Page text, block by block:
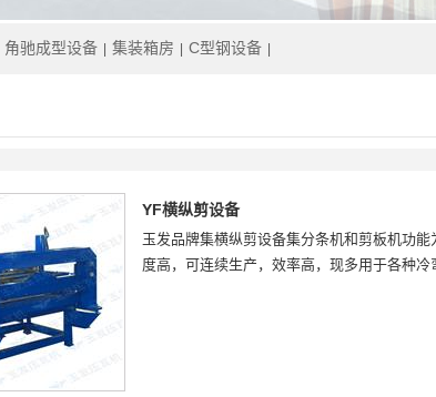
角驰成型设备 集装箱房 C型钢设备
YF横纵剪设备
玉发品牌集横纵剪设备集分条机和剪板机功
度高，可连续生产，效率高，现多用于各种冷